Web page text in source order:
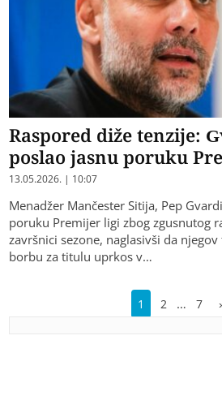
Raspored diže tenzije:
poslao jasnu poruku
13.05.2026. | 10:07
​Menadžer Mančester Sitija, Pep
poruku Premijer ligi zbog zgusnutog
završnici sezone, naglasivši da
borbu za titulu uprkos v…
1 2 … 7